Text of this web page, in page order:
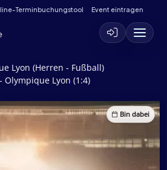
Terminbuchungstool Event eintragen
Lyon (Herren - Fußball)
Olympique Lyon (1:4)
Bin dabei